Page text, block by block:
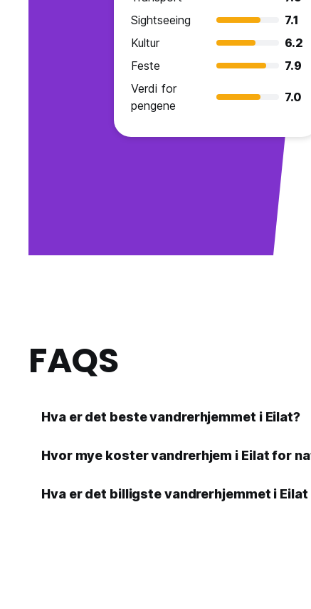
Sightseeing
7.1
Kultur
6.2
Feste
7.9
Verdi for
pengene
7.0
FAQS
Hva er det beste vandrerhjemmet i Eilat?
Hvor mye koster vandrerhjem i Eilat for
Hva er det billigste vandrerhjemmet i Eilat